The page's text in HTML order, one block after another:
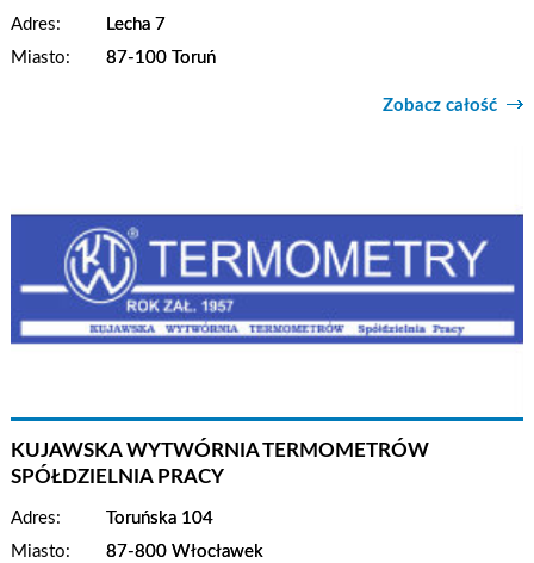
Adres:
Lecha 7
Miasto:
87-100 Toruń
Zobacz całość
KUJAWSKA WYTWÓRNIA TERMOMETRÓW
SPÓŁDZIELNIA PRACY
Adres:
Toruńska 104
Miasto:
87-800 Włocławek